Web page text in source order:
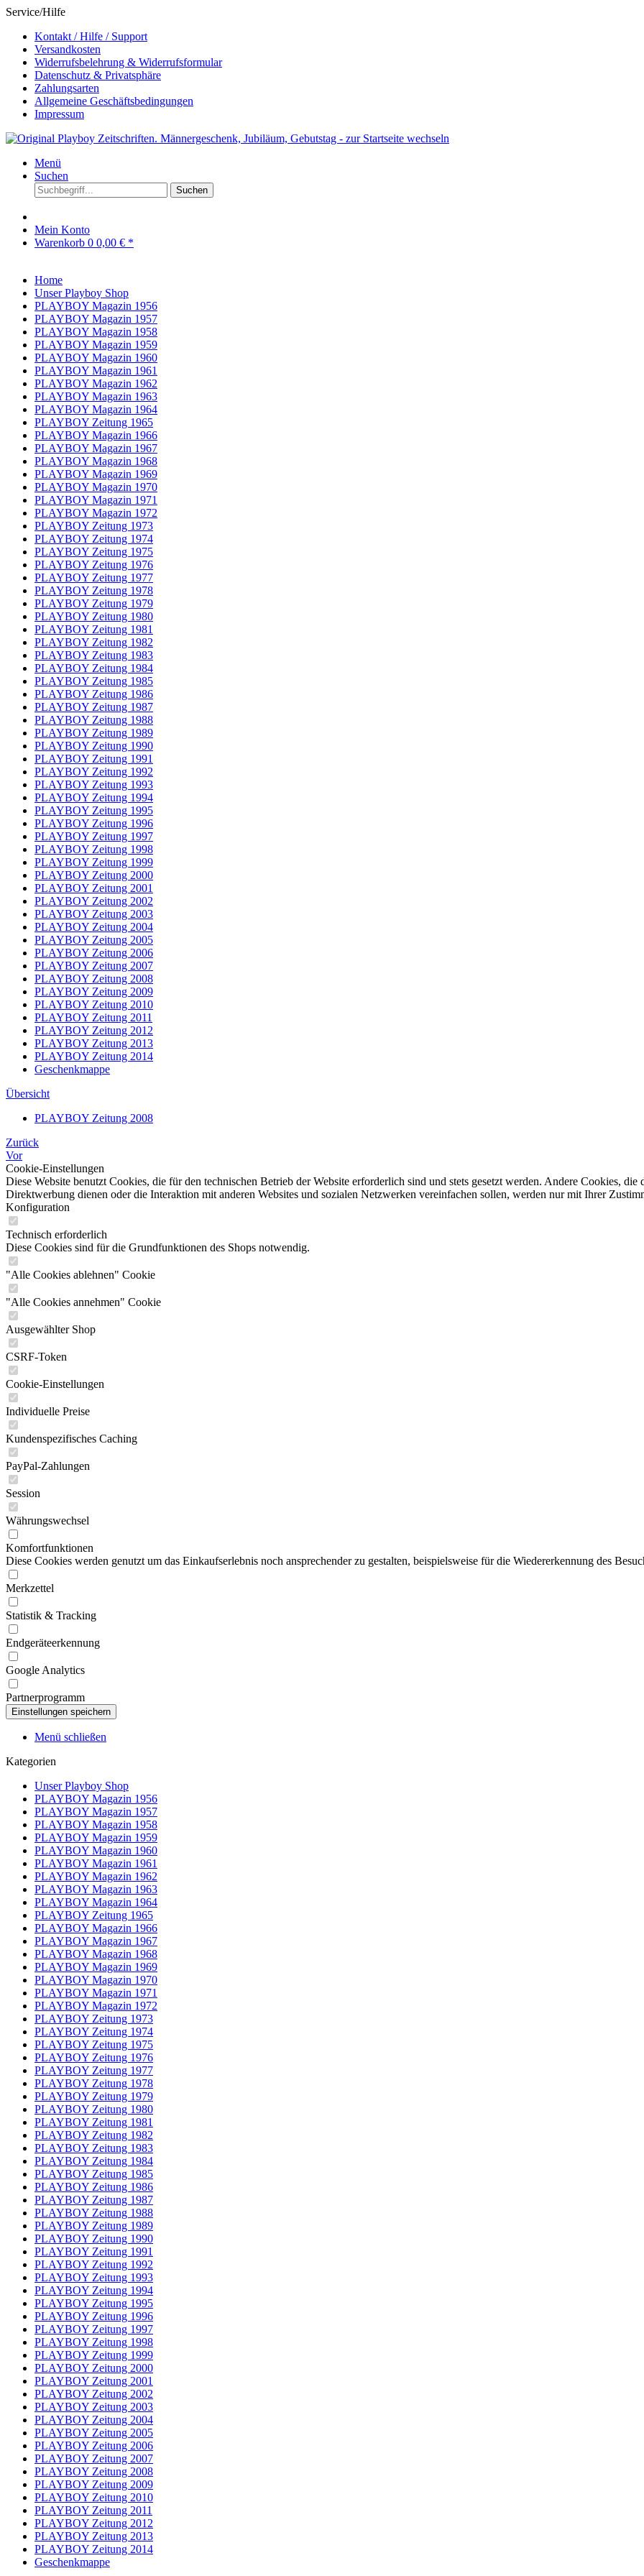
Service/Hilfe
Kontakt / Hilfe / Support
Versandkosten
Widerrufsbelehrung & Widerrufsformular
Datenschutz & Privatsphäre
Zahlungsarten
Allgemeine Geschäftsbedingungen
Impressum
Menü
Suchen
Suchen
Mein Konto
Warenkorb 0 0,00 € *
Home
Unser Playboy Shop
PLAYBOY Magazin 1956
PLAYBOY Magazin 1957
PLAYBOY Magazin 1958
PLAYBOY Magazin 1959
PLAYBOY Magazin 1960
PLAYBOY Magazin 1961
PLAYBOY Magazin 1962
PLAYBOY Magazin 1963
PLAYBOY Magazin 1964
PLAYBOY Zeitung 1965
PLAYBOY Magazin 1966
PLAYBOY Magazin 1967
PLAYBOY Magazin 1968
PLAYBOY Magazin 1969
PLAYBOY Magazin 1970
PLAYBOY Magazin 1971
PLAYBOY Magazin 1972
PLAYBOY Zeitung 1973
PLAYBOY Zeitung 1974
PLAYBOY Zeitung 1975
PLAYBOY Zeitung 1976
PLAYBOY Zeitung 1977
PLAYBOY Zeitung 1978
PLAYBOY Zeitung 1979
PLAYBOY Zeitung 1980
PLAYBOY Zeitung 1981
PLAYBOY Zeitung 1982
PLAYBOY Zeitung 1983
PLAYBOY Zeitung 1984
PLAYBOY Zeitung 1985
PLAYBOY Zeitung 1986
PLAYBOY Zeitung 1987
PLAYBOY Zeitung 1988
PLAYBOY Zeitung 1989
PLAYBOY Zeitung 1990
PLAYBOY Zeitung 1991
PLAYBOY Zeitung 1992
PLAYBOY Zeitung 1993
PLAYBOY Zeitung 1994
PLAYBOY Zeitung 1995
PLAYBOY Zeitung 1996
PLAYBOY Zeitung 1997
PLAYBOY Zeitung 1998
PLAYBOY Zeitung 1999
PLAYBOY Zeitung 2000
PLAYBOY Zeitung 2001
PLAYBOY Zeitung 2002
PLAYBOY Zeitung 2003
PLAYBOY Zeitung 2004
PLAYBOY Zeitung 2005
PLAYBOY Zeitung 2006
PLAYBOY Zeitung 2007
PLAYBOY Zeitung 2008
PLAYBOY Zeitung 2009
PLAYBOY Zeitung 2010
PLAYBOY Zeitung 2011
PLAYBOY Zeitung 2012
PLAYBOY Zeitung 2013
PLAYBOY Zeitung 2014
Geschenkmappe
Übersicht
PLAYBOY Zeitung 2008
Zurück
Vor
Cookie-Einstellungen
Diese Website benutzt Cookies, die für den technischen Betrieb der Website erforderlich sind und stets gesetzt werden. Andere Cookies,
Direktwerbung dienen oder die Interaktion mit anderen Websites und sozialen Netzwerken vereinfachen sollen, werden nur mit Ihrer
Konfiguration
Technisch erforderlich
Diese Cookies sind für die Grundfunktionen des Shops notwendig.
"Alle Cookies ablehnen" Cookie
"Alle Cookies annehmen" Cookie
Ausgewählter Shop
CSRF-Token
Cookie-Einstellungen
Individuelle Preise
Kundenspezifisches Caching
PayPal-Zahlungen
Session
Währungswechsel
Komfortfunktionen
Diese Cookies werden genutzt um das Einkaufserlebnis noch ansprechender zu gestalten, beispielsweise für die Wiedererkennung des
Merkzettel
Statistik & Tracking
Endgeräteerkennung
Google Analytics
Partnerprogramm
Menü schließen
Kategorien
Unser Playboy Shop
PLAYBOY Magazin 1956
PLAYBOY Magazin 1957
PLAYBOY Magazin 1958
PLAYBOY Magazin 1959
PLAYBOY Magazin 1960
PLAYBOY Magazin 1961
PLAYBOY Magazin 1962
PLAYBOY Magazin 1963
PLAYBOY Magazin 1964
PLAYBOY Zeitung 1965
PLAYBOY Magazin 1966
PLAYBOY Magazin 1967
PLAYBOY Magazin 1968
PLAYBOY Magazin 1969
PLAYBOY Magazin 1970
PLAYBOY Magazin 1971
PLAYBOY Magazin 1972
PLAYBOY Zeitung 1973
PLAYBOY Zeitung 1974
PLAYBOY Zeitung 1975
PLAYBOY Zeitung 1976
PLAYBOY Zeitung 1977
PLAYBOY Zeitung 1978
PLAYBOY Zeitung 1979
PLAYBOY Zeitung 1980
PLAYBOY Zeitung 1981
PLAYBOY Zeitung 1982
PLAYBOY Zeitung 1983
PLAYBOY Zeitung 1984
PLAYBOY Zeitung 1985
PLAYBOY Zeitung 1986
PLAYBOY Zeitung 1987
PLAYBOY Zeitung 1988
PLAYBOY Zeitung 1989
PLAYBOY Zeitung 1990
PLAYBOY Zeitung 1991
PLAYBOY Zeitung 1992
PLAYBOY Zeitung 1993
PLAYBOY Zeitung 1994
PLAYBOY Zeitung 1995
PLAYBOY Zeitung 1996
PLAYBOY Zeitung 1997
PLAYBOY Zeitung 1998
PLAYBOY Zeitung 1999
PLAYBOY Zeitung 2000
PLAYBOY Zeitung 2001
PLAYBOY Zeitung 2002
PLAYBOY Zeitung 2003
PLAYBOY Zeitung 2004
PLAYBOY Zeitung 2005
PLAYBOY Zeitung 2006
PLAYBOY Zeitung 2007
PLAYBOY Zeitung 2008
PLAYBOY Zeitung 2009
PLAYBOY Zeitung 2010
PLAYBOY Zeitung 2011
PLAYBOY Zeitung 2012
PLAYBOY Zeitung 2013
PLAYBOY Zeitung 2014
Geschenkmappe